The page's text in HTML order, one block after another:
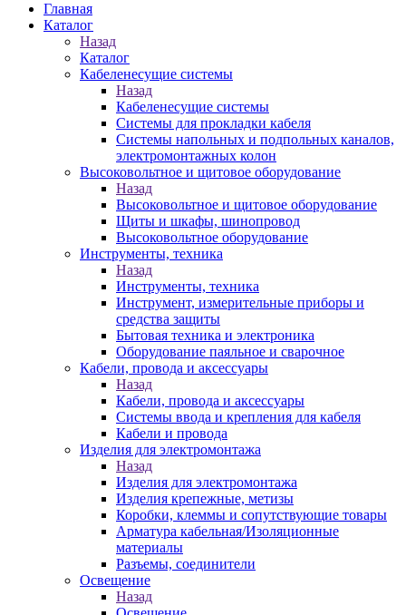
Главная
Каталог
Назад
Каталог
Кабеленесущие системы
Назад
Кабеленесущие системы
Системы для прокладки кабеля
Системы напольных и подпольных каналов,
электромонтажных колон
Высоковольтное и щитовое оборудование
Назад
Высоковольтное и щитовое оборудование
Щиты и шкафы, шинопровод
Высоковольтное оборудование
Инструменты, техника
Назад
Инструменты, техника
Инструмент, измерительные приборы и
средства защиты
Бытовая техника и электроника
Оборудование паяльное и сварочное
Кабели, провода и аксессуары
Назад
Кабели, провода и аксессуары
Системы ввода и крепления для кабеля
Кабели и провода
Изделия для электромонтажа
Назад
Изделия для электромонтажа
Изделия крепежные, метизы
Коробки, клеммы и сопутствующие товары
Арматура кабельная/Изоляционные
материалы
Разъемы, соединители
Освещение
Назад